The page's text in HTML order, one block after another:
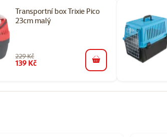
Transportní box Trixie Pico
23cm malý
229 Kč
139 Kč do košíku